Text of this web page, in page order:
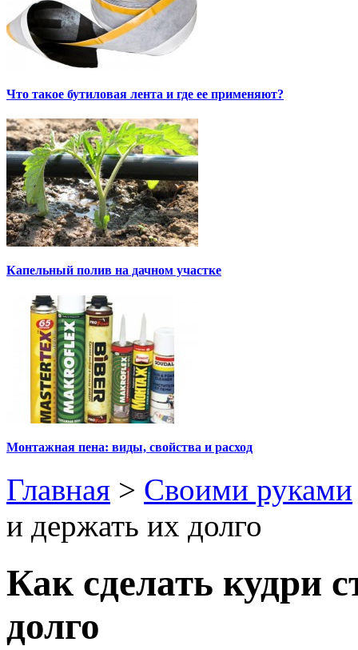
Что такое бутиловая лента и где ее применяют?
Капельный полив на дачном участке
Монтажная пена: виды, свойства и расход
Главная > Своими руками
и держать их долго
Как сделать кудри
долго